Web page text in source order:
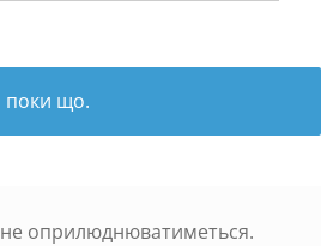
поки що.
оприлюднюватиметься.